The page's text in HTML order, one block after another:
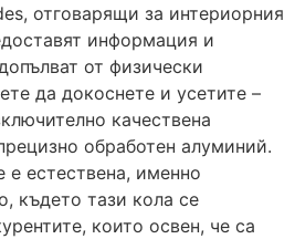
отговарящи за интериорния
информация и
от физически
да докоснете и усетите –
качествена
обработен алуминий.
естествена, именно
където тази кола се
които освен, че са